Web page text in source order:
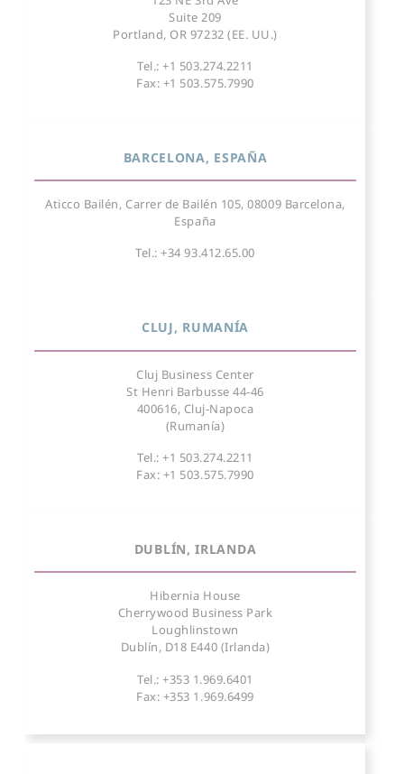
Suite 209
Portland, OR 97232 (EE. UU.)
Tel.: +1 503.274.2211
Fax: +1 503.575.7990
BARCELONA, ESPAÑA
Aticco Bailén, Carrer de Bailén 105, 08009 Barcelona,
España
Tel.: +34 93.412.65.00
CLUJ, RUMANÍA
Cluj Business Center
St Henri Barbusse 44-46
400616, Cluj-Napoca
(Rumanía)
Tel.: +1 503.274.2211
Fax: +1 503.575.7990
DUBLÍN, IRLANDA
Hibernia House
Cherrywood Business Park
Loughlinstown
Dublín, D18 E440 (Irlanda)
Tel.: +353 1.969.6401
Fax: +353 1.969.6499